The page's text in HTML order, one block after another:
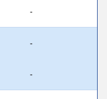
-
-
-